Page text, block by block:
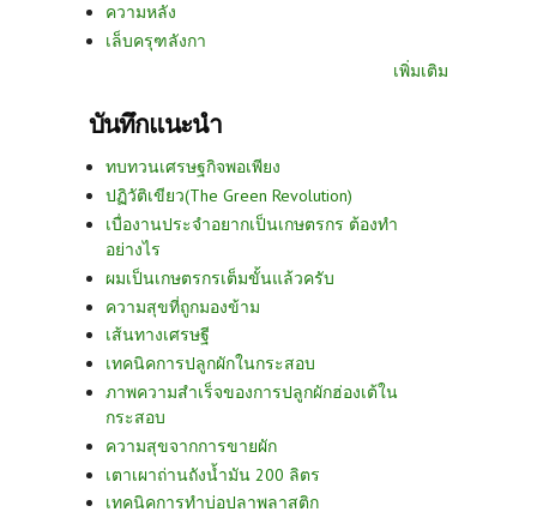
ความหลัง
เล็บครุฑลังกา
เพิ่มเติม
บันทึกแนะนำ
ทบทวนเศรษฐกิจพอเพียง
ปฏิวัติเขียว(The Green Revolution)
เบื่องานประจำอยากเป็นเกษตรกร ต้องทำ
อย่างไร
ผมเป็นเกษตรกรเต็มขั้นแล้วครับ
ความสุขที่ถูกมองข้าม
เส้นทางเศรษฐี
เทคนิคการปลูกผักในกระสอบ
ภาพความสำเร็จของการปลูกผักฮ่องเต้ใน
กระสอบ
ความสุขจากการขายผัก
เตาเผาถ่านถังน้ำมัน 200 ลิตร
เทคนิคการทำบ่อปลาพลาสติก